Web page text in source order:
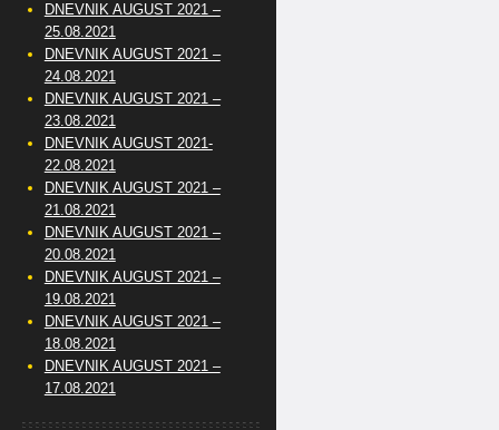
DNEVNIK AUGUST 2021 –
25.08.2021
DNEVNIK AUGUST 2021 –
24.08.2021
DNEVNIK AUGUST 2021 –
23.08.2021
DNEVNIK AUGUST 2021-
22.08.2021
DNEVNIK AUGUST 2021 –
21.08.2021
DNEVNIK AUGUST 2021 –
20.08.2021
DNEVNIK AUGUST 2021 –
19.08.2021
DNEVNIK AUGUST 2021 –
18.08.2021
DNEVNIK AUGUST 2021 –
17.08.2021